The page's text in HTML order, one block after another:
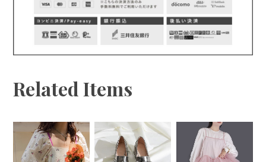
Related Items